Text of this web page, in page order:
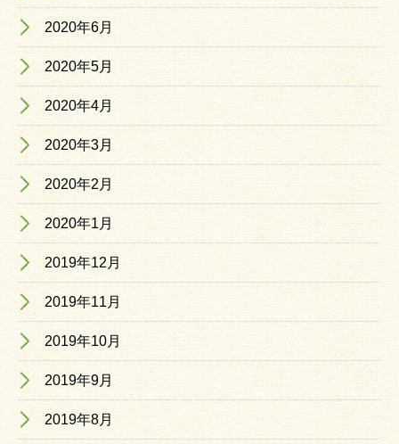
2020年6月
2020年5月
2020年4月
2020年3月
2020年2月
2020年1月
2019年12月
2019年11月
2019年10月
2019年9月
2019年8月